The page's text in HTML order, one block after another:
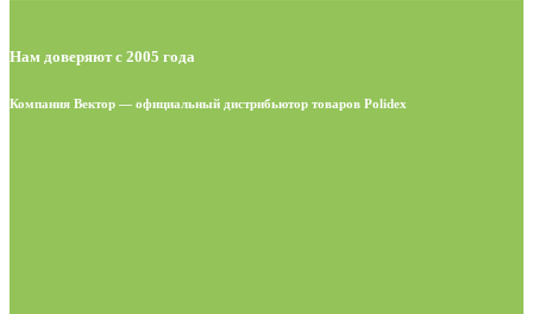
Нам доверяют с 2005 года
Компания Вектор — официальный дистрибьютор товаров Polidex